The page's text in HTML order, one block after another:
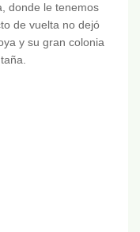
donde le tenemos
de vuelta no dejó
y su gran colonia